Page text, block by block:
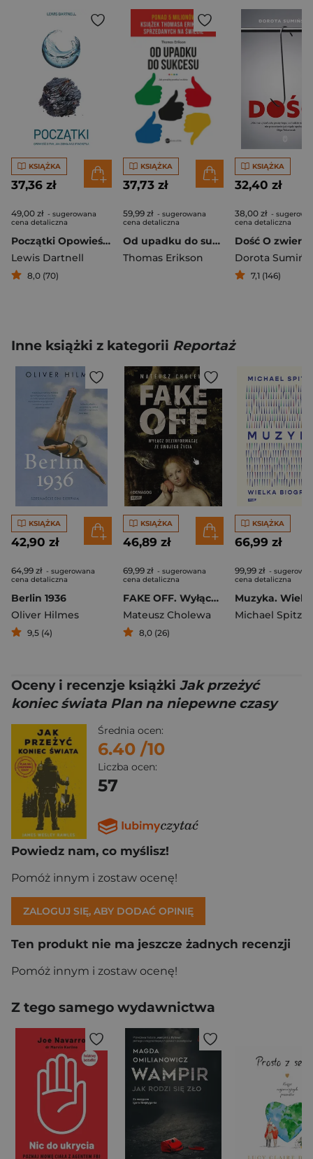
KSIĄŻKA
37,36 zł
49,00 zł - sugerowana
cena detaliczna
Początki Opowieść o tym, jak Ziemia nas stworzyła
Lewis Dartnell
8,0 (70)
KSIĄŻKA
37,73 zł
59,99 zł - sugerowana
cena detaliczna
Od upadku do sukcesu
Thomas Erikson
KSIĄŻKA
32,40 zł
38,00 zł -
cena detaliczna
Dorota
7,1 (146)
Inne książki z kategorii Reportaż
KSIĄŻKA
42,90 zł
64,99 zł - sugerowana
cena detaliczna
Berlin 1936
Oliver Hilmes
9,5 (4)
KSIĄŻKA
46,89 zł
69,99 zł - sugerowana
cena detaliczna
FAKE OFF. Wyłącz dezinformację ze swojego życia
Mateusz Cholewa
8,0 (26)
KSIĄŻKA
66,99 zł
99,99 zł -
cena detaliczna
Michael Spitzer
Oceny i recenzje książki Jak przeżyć
koniec świata Plan na niepewne czasy
Średnia ocen:
6.40 /10
Liczba ocen:
57
Powiedz nam, co myślisz!
Pomóż innym i zostaw ocenę!
ZALOGUJ SIĘ, ABY DODAĆ OPINIĘ
Ten produkt nie ma jeszcze żadnych recenzji
Pomóż innym i zostaw ocenę!
Z tego samego wydawnictwa